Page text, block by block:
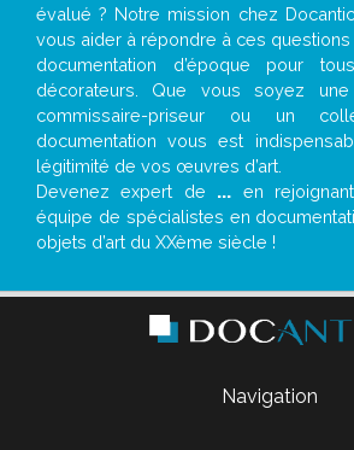
évalué ? Notre mission chez
vous aider à répondre à ces questions
documentation d’époque pour
décorateurs. Que vous soyez une
commissaire-priseur ou un
documentation vous est
légitimité de vos œuvres d’art.
Devenez expert de ... en
équipe de spécialistes en
objets d’art du XXème siècle !
Navigation